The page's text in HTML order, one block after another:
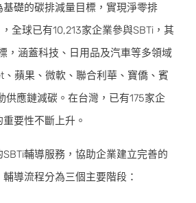
礎的碳排減量目標，實現淨零排
全球已有10,213家企業參與SBTi，其
，涵蓋科技、日用品及汽車等多領域
蘋果、微軟、聯合利華、寶僑、賓
供應鏈減碳。在台灣，已有175家企
要性不斷上升。
輔導服務，協助企業建立完善的
導流程分為三個主要階段：